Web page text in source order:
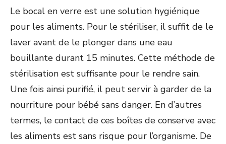
Le bocal en verre est une solution hygiénique
pour les aliments. Pour le stériliser, il suffit de le
laver avant de le plonger dans une eau
bouillante durant 15 minutes. Cette méthode de
stérilisation est suffisante pour le rendre sain.
Une fois ainsi purifié, il peut servir à garder de la
nourriture pour bébé sans danger. En d’autres
termes, le contact de ces boîtes de conserve avec
les aliments est sans risque pour l’organisme. De